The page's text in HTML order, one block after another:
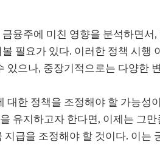
융주에 미친 영향을 분석하면서,
필요가 있다. 이러한 정책 시행
있으나, 중장기적으로는 다양한
대한 정책을 조정해야 할 가능성
유지하고자 한다면, 이제는 그만
급을 조정해야 할 것이다. 이는